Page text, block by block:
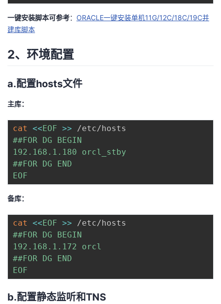
一键安装脚本可参考： ORACLE一键安装单机11G/12C/18C/19C并
建库脚本
2、环境配置
a.配置hosts文件
主库：
cat << EOF >> /etc/hosts
##FOR DG BEGIN
192.168.1.180 orcl_stby
##FOR DG END
EOF
备库：
cat << EOF >> /etc/hosts
##FOR DG BEGIN
192.168.1.172 orcl
##FOR DG END
EOF
b.配置静态监听和TNS